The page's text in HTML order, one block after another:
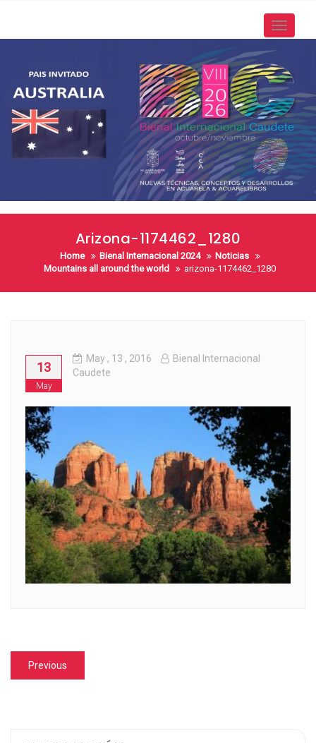
Toggle
Arizona-1174462_1280
Home Bienal Internacional 2024
Noticias
Mountains all around the world
arizona-1174462_1280
13
May
May , 13 , 2016
Bienal Internacional
Caudete
Navegación
de
Previous
post: